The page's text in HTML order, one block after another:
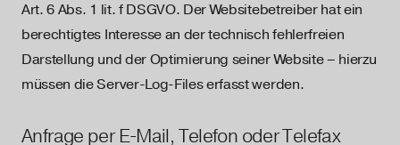
Art. 6 Abs. 1 lit. f DSGVO. Der Websitebetreiber hat ein
berechtigtes Interesse an der technisch fehlerfreien
Darstellung und der Optimierung seiner Website – hierzu
müssen die Server-Log-Files erfasst werden.
Anfrage per E-Mail, Telefon oder Telefax